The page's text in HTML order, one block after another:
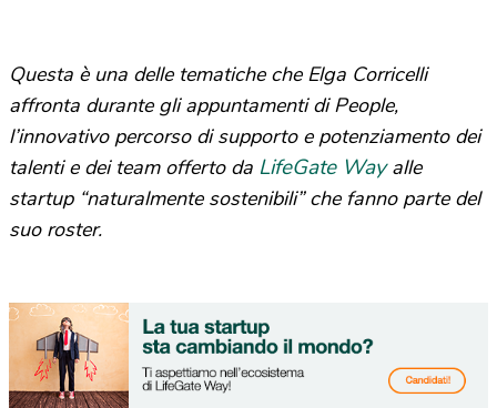
Questa è una delle tematiche che Elga Corricelli
affronta durante gli appuntamenti di People,
l’innovativo percorso di supporto e potenziamento dei
talenti e dei team offerto da LifeGate Wayalle
startup “naturalmente sostenibili” che fanno parte del
suo roster.